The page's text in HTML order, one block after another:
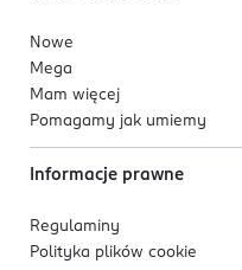
Nowe
Mega
Mam więcej
Pomagamy jak umiemy
Informacje prawne
Regulaminy
Polityka plików cookie